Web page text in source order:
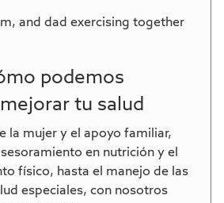
podemos
tu salud
la mujer y el apoyo familiar,
en nutrición y el
físico, hasta el manejo de las
especiales, con nosotros